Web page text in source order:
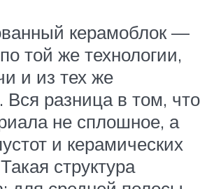
керамоблок —
той же технологии,
и из тех же
Вся разница в том, что
не сплошное, а
и керамических
структура